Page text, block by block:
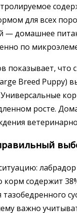
для всех
— домашнее
по
показывает, что
Breed Puppy)
росте.
содержит
важно